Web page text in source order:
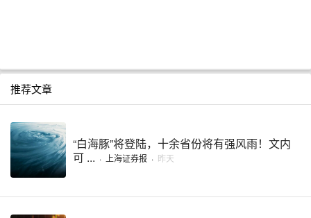
推荐文章
“白海豚”将登陆，十余省份将有强风雨！文内
可 ... · 上海证券报 · 昨天